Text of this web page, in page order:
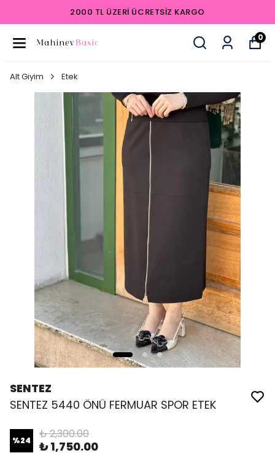
2000 TL ÜZERI ÜCRETSIZ KARGO
0
Alt Giyim Etek
SENTEZ
SENTEZ 5440 ÖNÜ FERMUAR SPOR ETEK
%24 ₺ 2,300.00
₺ 1,750.00